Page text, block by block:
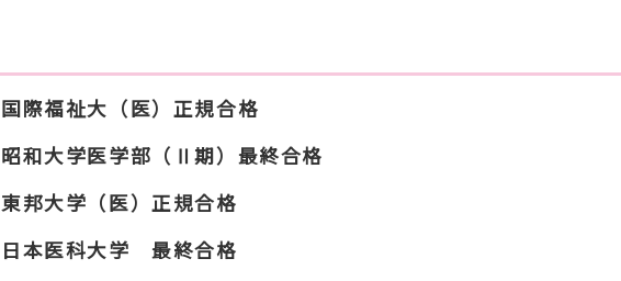
国際福祉大（医）正規合格
昭和大学医学部（Ⅱ期）最終合格
東邦大学（医）正規合格
日本医科大学 最終合格